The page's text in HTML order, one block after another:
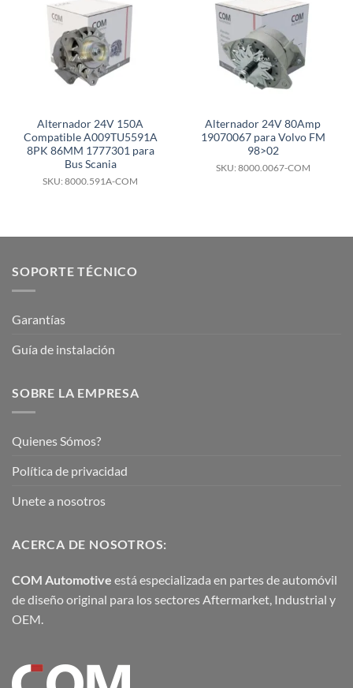
Alternador 24V 150A
Compatible A009TU5591A
8PK 86MM 1777301 para
Bus Scania
SKU: 8000.591A-COM
Alternador 24V 80Amp
19070067 para Volvo FM
98>02
SKU: 8000.0067-COM
SOPORTE TÉCNICO
Garantías
Guía de instalación
SOBRE LA EMPRESA
Quienes Sómos?
Política de privacidad
Unete a nosotros
ACERCA DE NOSOTROS:
COM Automotive está especializada en partes de automóvil
de diseño original para los sectores Aftermarket, Industrial y
OEM.